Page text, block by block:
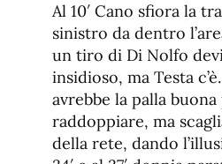
Al 10′ Cano sfiora la
sinistro da dentro
un tiro di Di Nolfo
insidioso, ma Testa
avrebbe la palla
raddoppiare, ma
della rete, dando